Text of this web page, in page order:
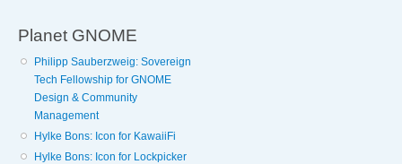
Planet GNOME
Philipp Sauberzweig: Sovereign
Tech Fellowship for GNOME
Design & Community
Management
Hylke Bons: Icon for KawaiiFi
Hylke Bons: Icon for Lockpicker